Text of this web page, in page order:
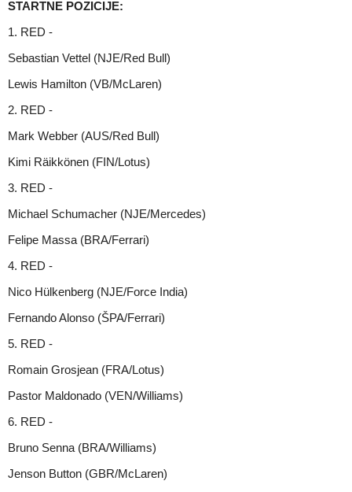
STARTNE POZICIJE:
1. RED -
Sebastian Vettel (NJE/Red Bull)
Lewis Hamilton (VB/McLaren)
2. RED -
Mark Webber (AUS/Red Bull)
Kimi Räikkönen (FIN/Lotus)
3. RED -
Michael Schumacher (NJE/Mercedes)
Felipe Massa (BRA/Ferrari)
4. RED -
Nico Hülkenberg (NJE/Force India)
Fernando Alonso (ŠPA/Ferrari)
5. RED -
Romain Grosjean (FRA/Lotus)
Pastor Maldonado (VEN/Williams)
6. RED -
Bruno Senna (BRA/Williams)
Jenson Button (GBR/McLaren)